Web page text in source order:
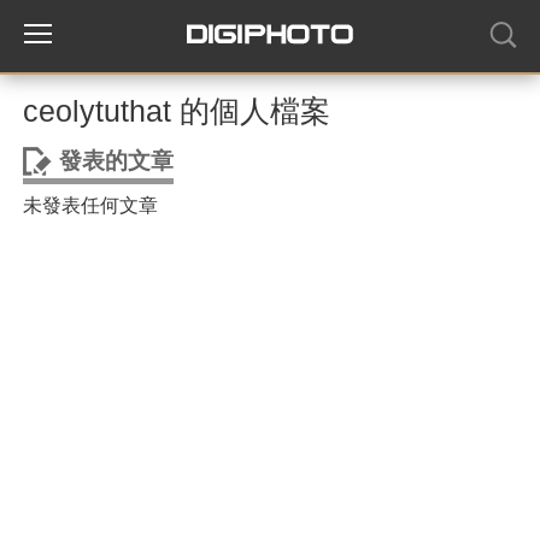
ceolytuthat 的個人檔案
發表的文章
未發表任何文章